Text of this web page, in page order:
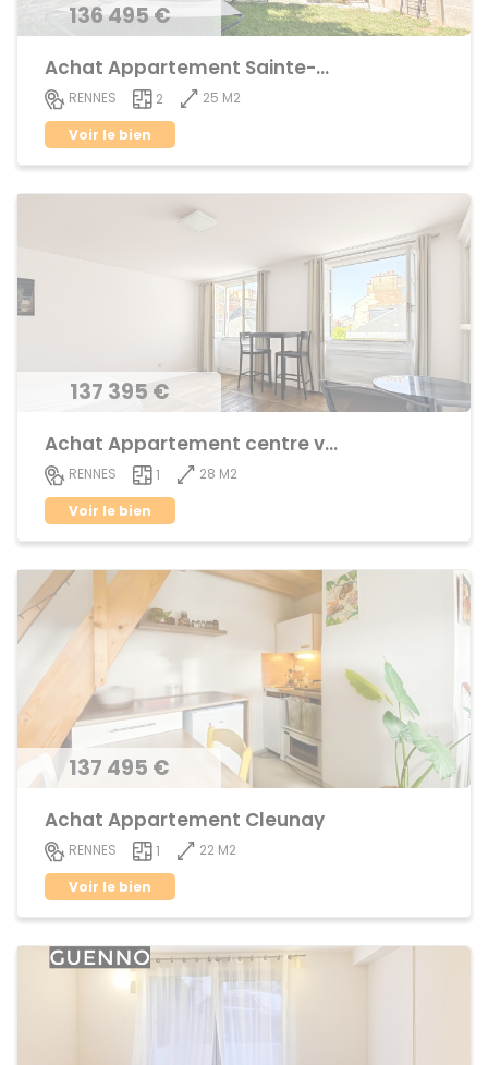
136 495 €
Achat Appartement Sainte-Thérèse
RENNES 2
25 M2
Voir le bien
137 395 €
Achat Appartement centre ville
RENNES 1
28 M2
Voir le bien
137 495 €
Achat Appartement Cleunay
RENNES 1
22 M2
Voir le bien